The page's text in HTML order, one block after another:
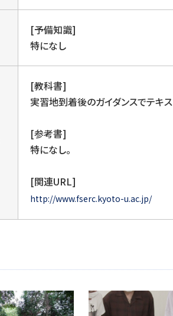
[予備知識]
特になし
[教科書]
実習地到着後のガイダンスでテキス
[参考書]
特になし。
[関連URL]
http://www.fserc.kyoto-u.ac.jp/